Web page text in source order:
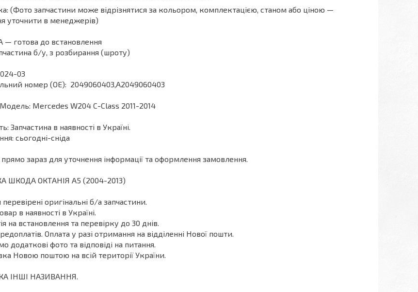
(Фото запчастини може відрізнятися за кольором, комплектацією, станом або ціною —
уточнити в менеджерів)
— готова до встановлення
б/у, з розбирання (шроту)
03
номер (ОЕ): 2049060403,A2049060403
Mercedes W204 С-Class 2011-2014
Запчастина в наявності в Україні.
сьогодні-сніда
прямо зараз для уточнення інформації та оформлення замовлення.
ШКОДА ОКТАНІЯ A5 (2004-2013)
перевірені оригінальні б/а запчастини.
в наявності в Україні.
на встановлення та перевірку до 30 днів.
Оплата у разі отримання на відділенні Нової пошти.
додаткові фото та відповіді на питання.
Новою поштою на всій території України.
ІНШІ НАЗИВАННЯ.